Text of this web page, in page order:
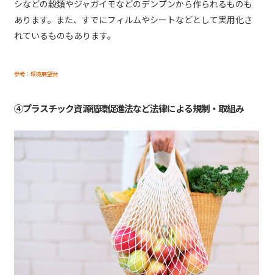
シなどの穀類やジャガイモなどのデンプンから作られるものも
あります。また、すでにフィルムやシートなどとして実用化さ
れているものもあります。
参考：環境展望台
④プラスチック資源循環促進法など法律による規制・取組み